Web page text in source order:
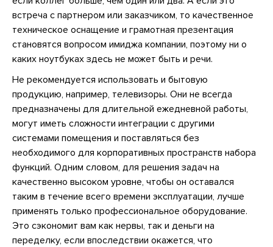
встреча с партнером или заказчиком, то качественное
техническое оснащение и грамотная презентация
становятся вопросом имиджа компании, поэтому ни о
каких ноутбуках здесь не может быть и речи.
Не рекомендуется использовать и бытовую
продукцию, например, телевизоры. Они не всегда
предназначены для длительной ежедневной работы,
могут иметь сложности интеграции с другими
системами помещения и поставляться без
необходимого для корпоративных пространств набора
функций. Одним словом, для решения задач на
качественно высоком уровне, чтобы он оставался
таким в течение всего времени эксплуатации, лучше
применять только профессиональное оборудование.
Это сэкономит вам как нервы, так и деньги на
переделку, если впоследствии окажется, что